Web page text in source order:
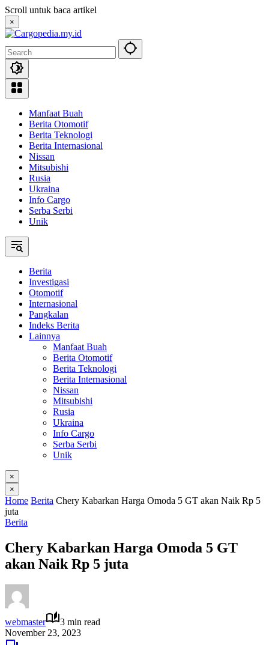
Skip
to
content
Scroll untuk baca artikel
×
Manfaat Buah
Berita Otomotif
Berita Teknologi
Berita Internasional
Nissan
Mitsubishi
Rusia
Ukraina
Info Cargo
Serba Serbi
Unik
Berita
Investigasi
Otomotif
Internasional
Pangkalan
Indeks Berita
Lainnya
Manfaat Buah
Berita Otomotif
Berita Teknologi
Berita Internasional
Nissan
Mitsubishi
Rusia
Ukraina
Info Cargo
Serba Serbi
Unik
×
×
Home Berita Chery Kabarkan Harga Omoda 5 GT akan Naik Rp 5
juta
Berita
Chery Kabarkan Harga Omoda 5 GT
akan Naik Rp 5 juta
webmaster
3 min read
November 23, 2023